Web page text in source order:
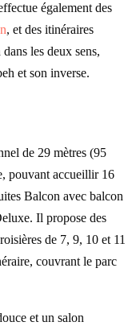
également des
, et des itinéraires
les deux sens,
et son inverse.
de 29 mètres (95
pouvant accueillir 16
Balcon avec balcon
Il propose des
de 7, 9, 10 et 11
couvrant le parc
et un salon